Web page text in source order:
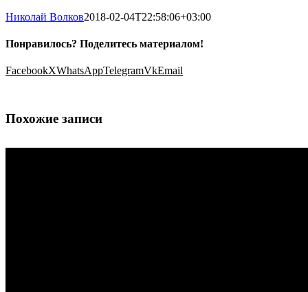
Николай Волков2018-02-04T22:58:06+03:00
Понравилось? Поделитесь материалом!
FacebookXWhatsAppTelegramVkEmail
Похожие записи